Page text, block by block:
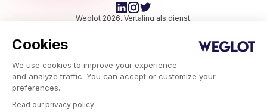
Cookies
We use cookies to improve your experience
and analyze traffic. You can accept or customize your
preferences.
Read our privacy policy
Weglot 2026, Vertaling als dienst.